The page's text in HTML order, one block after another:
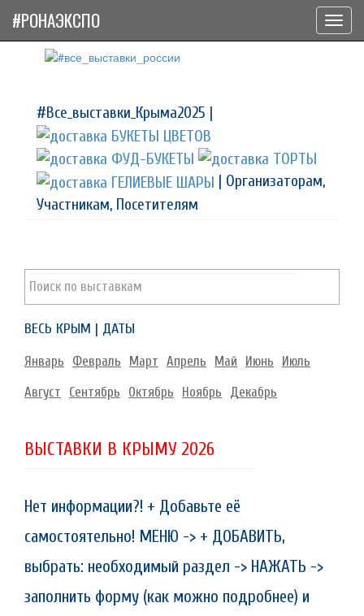
#Все_выставки_Крыма2025 |
| Организаторам,
Участникам, Посетителям
ВЕСЬ КРЫМ | ДАТЫ
Январь Февраль Март Апрель Май Июнь Июль
Август Сентябрь Октябрь Ноябрь Декабрь
ВЫСТАВКИ В КРЫМУ 2026
Нет информации?! + Добавьте её
самостоятельно! МЕНЮ -> + ДОБАВИТЬ,
выбрать: необходимый раздел -> НАЖАТЬ ->
заполнить форму (как можно подробнее) и
#РОНАЭКСПО